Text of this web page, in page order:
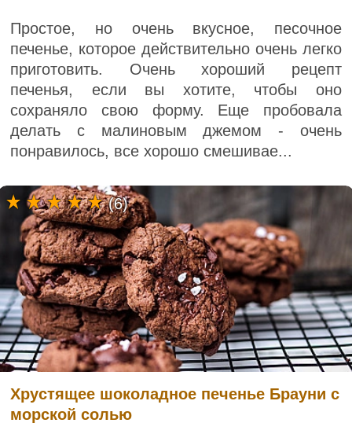
Простое, но очень вкусное, песочное
печенье, которое действительно очень легко
приготовить. Очень хороший рецепт
печенья, если вы хотите, чтобы оно
сохраняло свою форму. Еще пробовала
делать с малиновым джемом - очень
понравилось, все хорошо смешивае...
Хрустящее шоколадное печенье Брауни с
морской солью
(6)